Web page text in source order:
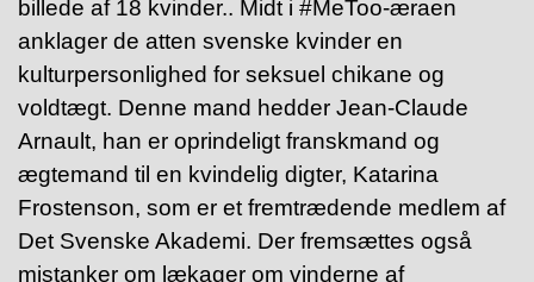
billede af 18 kvinder.. Midt i #MeToo-æraen
anklager de atten svenske kvinder en
kulturpersonlighed for seksuel chikane og
voldtægt. Denne mand hedder Jean-Claude
Arnault, han er oprindeligt franskmand og
ægtemand til en kvindelig digter, Katarina
Frostenson, som er et fremtrædende medlem af
Det Svenske Akademi. Der fremsættes også
mistanker om lækager om vinderne af